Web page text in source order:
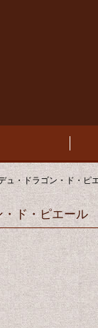
ュ・ドラゴン・ド・
・ド・ピエ